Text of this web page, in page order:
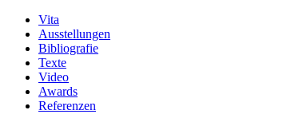
Vita
Ausstellungen
Bibliografie
Texte
Video
Awards
Referenzen